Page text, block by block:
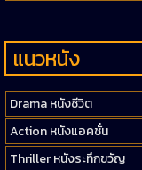
แนวหนัง
Drama หนังชีวิต
Action หนังแอคชั่น
Thriller หนังระทึกขวัญ